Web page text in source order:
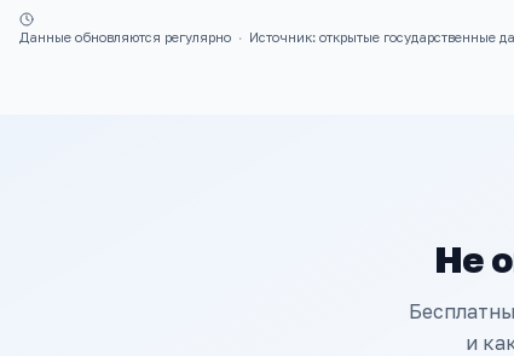
Данные обновляются регулярно · Источник: открытые государственные
Не
и